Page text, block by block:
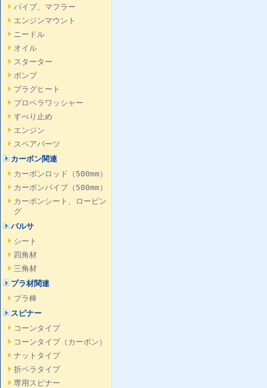
パイプ、マフラー
エンジンマウント
ニードル
オイル
スターター
ポンプ
プラグヒート
プロペラワッシャー
すべり止め
エンジン
スペアパーツ
カーボン関連
カーボンロッド（500mm）
カーボンパイプ（500mm）
カーボンシート、ロービン
グ
バルサ
シート
四角材
三角材
プラ材関連
プラ棒
スピナー
コーンタイプ
コーンタイプ（カーボン）
ナットタイプ
折ペラタイプ
専用スピナー